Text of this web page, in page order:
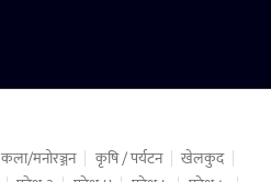
कला/मनोरञ्जन कृषि / पर्यटन
खेलकुद